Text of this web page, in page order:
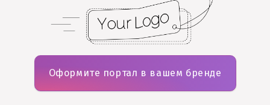
Оформите портал в вашем бренде